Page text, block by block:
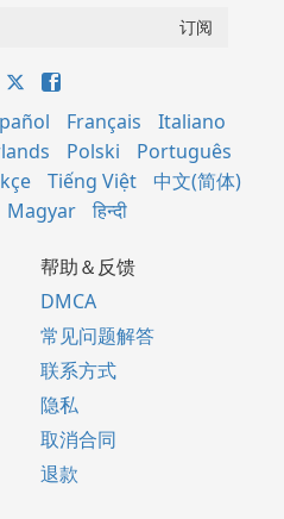
Français
Italiano
Polski
Português
Tiếng Việt
中文(简体)
Magyar हिन्दी
帮助＆反馈
DMCA
常见问题解答
联系方式
隐私
取消合同
退款